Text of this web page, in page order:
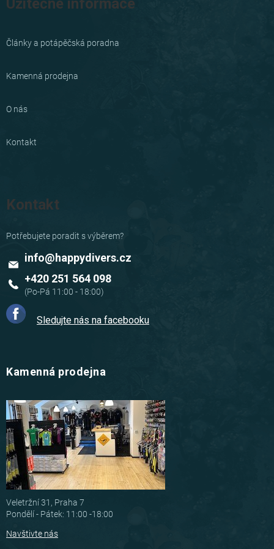
Užitečné informace
Články a potápěčská poradna
Kamenná prodejna
O nás
Kontakt
Kontakt
info@happydivers.cz
+420 251 564 098
Sledujte nás na facebooku
Kamenná prodejna
Veletržní 31, Praha 7
Pondělí - Pátek: 11:00 -18:00
Navštivte nás